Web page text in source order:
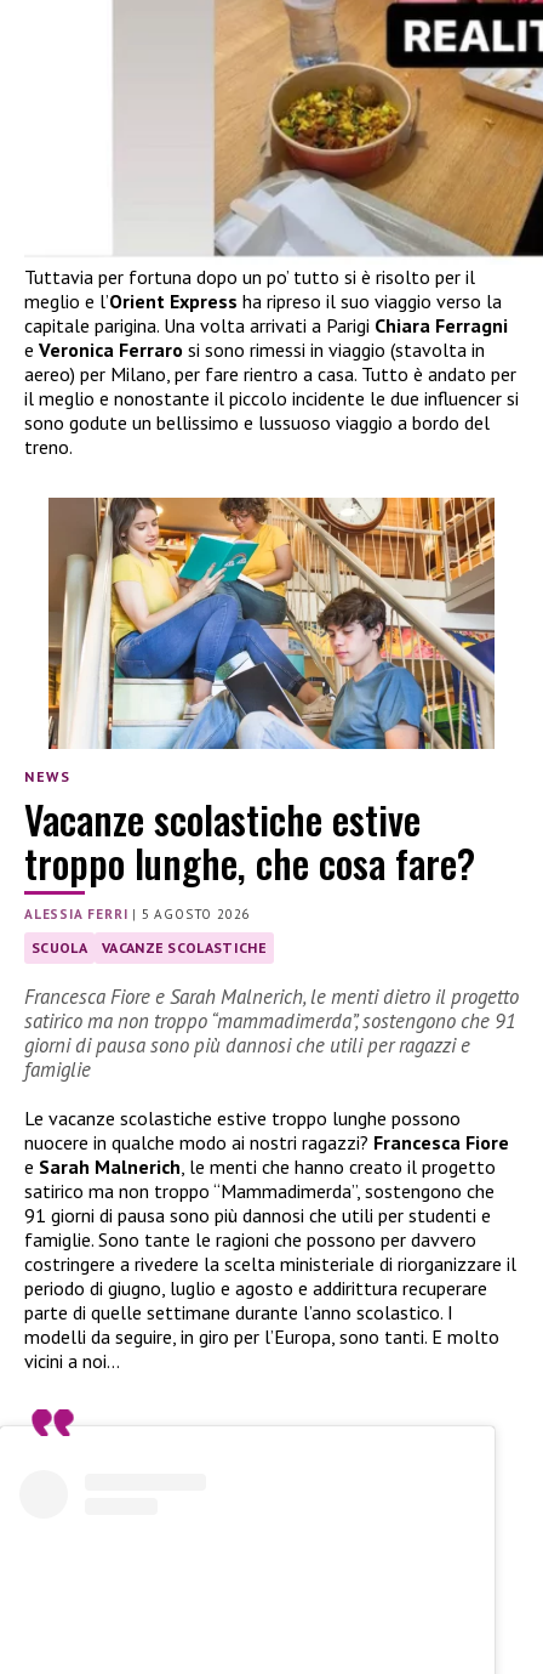
Tuttavia per fortuna dopo un po’ tutto si è risolto per il
meglio e l’Orient Express ha ripreso il suo viaggio verso la
capitale parigina. Una volta arrivati a Parigi Chiara Ferragni
e Veronica Ferraro si sono rimessi in viaggio (stavolta in
aereo) per Milano, per fare rientro a casa. Tutto è andato per
il meglio e nonostante il piccolo incidente le due influencer si
sono godute un bellissimo e lussuoso viaggio a bordo del
treno.
NEWS
Vacanze scolastiche estive
troppo lunghe, che cosa fare?
ALESSIA FERRI | 5 AGOSTO 2026
SCUOLA VACANZE SCOLASTICHE
Francesca Fiore e Sarah Malnerich, le menti dietro il progetto
satirico ma non troppo “mammadimerda”, sostengono che 91
giorni di pausa sono più dannosi che utili per ragazzi e
famiglie
Le vacanze scolastiche estive troppo lunghe possono
nuocere in qualche modo ai nostri ragazzi? Francesca Fiore
e Sarah Malnerich , le menti che hanno creato il progetto
satirico ma non troppo “Mammadimerda”, sostengono che
91 giorni di pausa sono più dannosi che utili per studenti e
famiglie. Sono tante le ragioni che possono per davvero
costringere a rivedere la scelta ministeriale di riorganizzare il
periodo di giugno, luglio e agosto e addirittura recuperare
parte di quelle settimane durante l’anno scolastico. I
modelli da seguire, in giro per l’Europa, sono tanti. E molto
vicini a noi…